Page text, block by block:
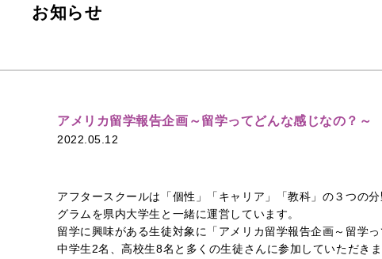
お知らせ
アメリカ留学報告企画～留学ってどんな感じなの？～
2022.05.12
アフタースクールは「個性」「キャリア」「教科」の３つの
グラムを県内大学生と一緒に運営しています。
留学に興味がある生徒対象に「アメリカ留学報告企画～留学
中学生2名、高校生8名と多くの生徒さんに参加していただき